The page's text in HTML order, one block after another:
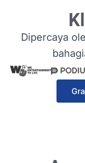
Dipercaya